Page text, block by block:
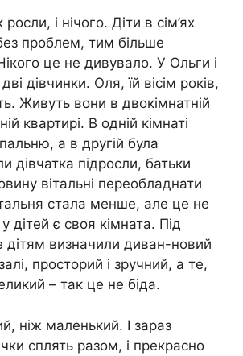
і нічого. Діти в сім’ях
проблем, тим більше
це не дивувало. У Ольги і
дівчинки. Оля, їй вісім років,
Живуть вони в двокімнатній
квартирі. В одній кімнаті
а в другій була
дівчатка підросли, батьки
вітальні переобладнати
стала менше, але це не
дітей є своя кімната. Під
дітям визначили диван-новий
просторий і зручний, а те,
– так це не біда.
ніж маленький. І зараз
сплять разом, і прекрасно